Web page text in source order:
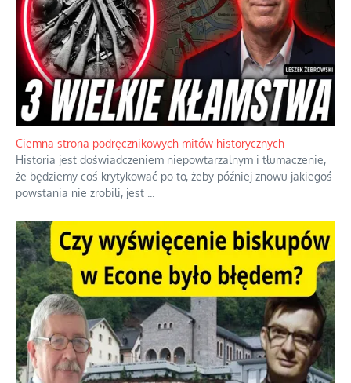
Szlachetna duma z historycznego braku rozsądku
Jednym z dziedzictw polskiej kontrreformacji jest skłonność do
oceniania wszystkiego w kategoriach moralnych, w tym
również polityki międzynarodowej, a...